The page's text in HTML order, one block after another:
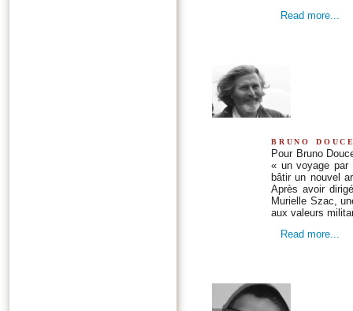
Read more...
bruno
Pour Bruno
« un voyage par
bâtir un nouvel
Après avoir
Murielle Szac,
aux valeurs
Read more...